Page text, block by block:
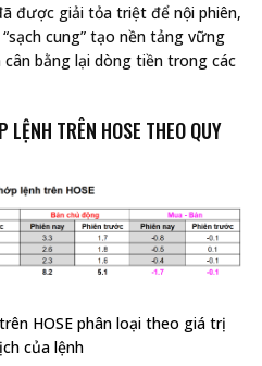
được giải tỏa triệt để nội phiên,
cung” tạo nền tảng vững
bằng lại dòng tiền trong các
TRÊN HOSE THEO QUY
HOSE phân loại theo giá trị
của lệnh